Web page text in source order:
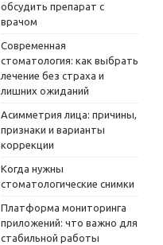
обсудить препарат с
врачом
Современная
стоматология: как выбрать
лечение без страха и
лишних ожиданий
Асимметрия лица: причины,
признаки и варианты
коррекции
Когда нужны
стоматологические снимки
Платформа мониторинга
приложений: что важно для
стабильной работы